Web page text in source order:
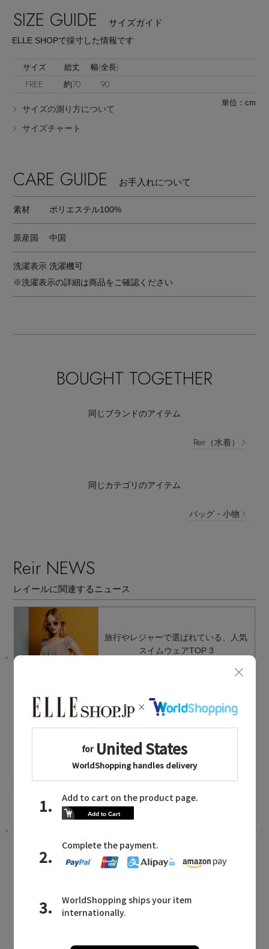
Stay in the Loop
SIZE GUIDE サイズガイド
ELLE SHOPで採寸した情報です
サイズ 総丈 幅(全長)
FREE 約70 90
サイズの測り方について
サイズチャート
単位：cm
CARE GUIDE お手入れについて
素材 ポリエステル100%
原産国 中国
洗濯表示 洗濯機可
※洗濯表示の詳細は商品をご確認ください
BOUGHT TOGETHER
同じブランドのアイテム
Reir（水着）
同じカテゴリのアイテム
バッグ・小物
Reir NEWS
レイールに関連するニュース
旅行やレジャーで選ばれている、人気
スイムウェアTOP 3
Reir MAILMAGAZINE
レイールに関連するメールマガジン
パーフェクトな水着セットが登場。リ
ル」の新作
2026.07.20 UP
LATEST TOPICS